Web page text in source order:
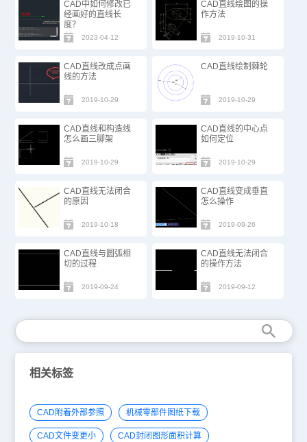
CAD中如何修改已
经画好的直线长
度？
2023-04-12
CAD直线绘图的操
作方法
2019-10-31
CAD直线改成点画
线的方法
2019-10-29
CAD直线绘制棘轮
2019-10-29
CAD直线和构造线
怎么画三脚架
2019-10-29
CAD直线的中心点
如何定位
2019-10-29
CAD直线无法闭合
的原因
2019-10-18
CAD直线变成垂直
怎么操作
2019-09-26
CAD直线与圆弧相
切的过程
2019-09-24
CAD直线无法闭合
的操作方法
2019-09-12
相关标签
CAD附着外部参照 机械零部件图纸下载
CAD文件变更小 CAD封闭图形面积计算